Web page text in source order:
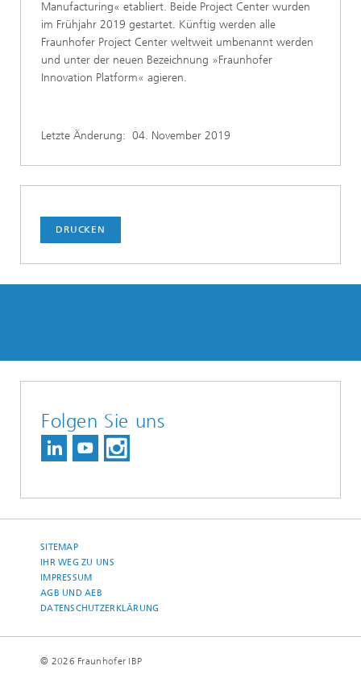
Manufacturing« etabliert. Beide Project Center wurden
im Frühjahr 2019 gestartet. Künftig werden alle
Fraunhofer Project Center weltweit umbenannt werden
und unter der neuen Bezeichnung »Fraunhofer
Innovation Platform« agieren.
Letzte Änderung: 04. November 2019
DRUCKEN
Folgen Sie uns
SITEMAP
IHR WEG ZU UNS
IMPRESSUM
AGB UND AEB
DATENSCHUTZERKLÄRUNG
© 2026 Fraunhofer IBP